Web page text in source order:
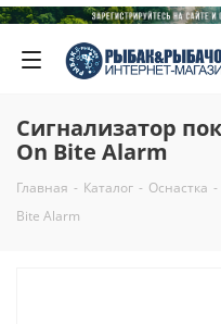
Сигнализатор
On Bite Alarm
Главная - Каталог - Оснастка -
Bite Alarm